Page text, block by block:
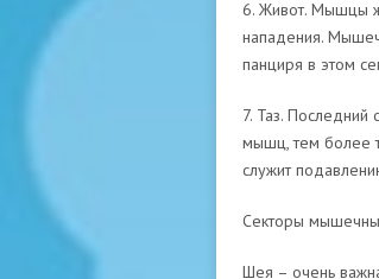
6. Живот. Мышцы
нападения.
панциря в этом
7. Таз. Последний
мышц, тем более
служит
Секторы
Шея – очень